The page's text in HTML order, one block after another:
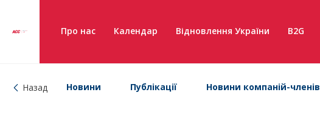
Про нас Календар Відновлення України B2G
Назад Новини Публікації Новини компаній-членів